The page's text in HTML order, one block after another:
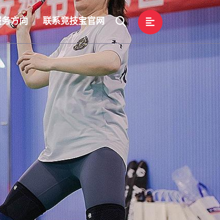
方向 联系竞技宝官网